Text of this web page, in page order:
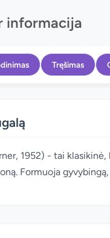
informacija
Tręšimas
1952) - tai
Formuoja